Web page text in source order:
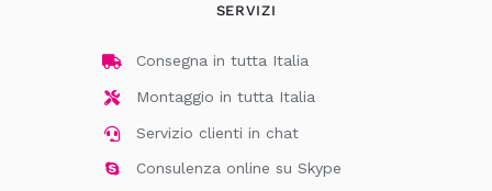
SERVIZI
Consegna in tutta Italia
Montaggio in tutta Italia
Servizio clienti in chat
Consulenza online su Skype